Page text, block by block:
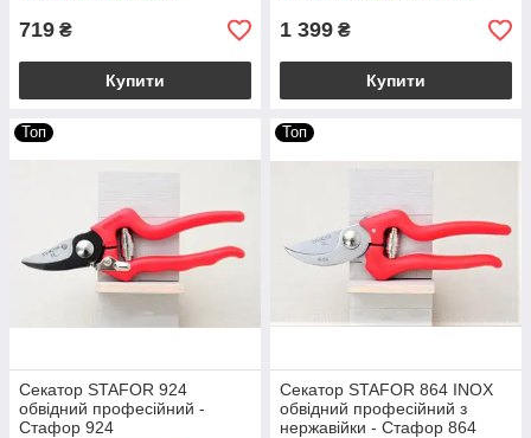
719 ₴
Купити
1 399 ₴
Купити
Топ
Секатор STAFOR 924
обвідний професійний -
Стафор 924
Топ
Секатор STAFOR 864 INOX
обвідний професійний з
нержавійки - Стафор 864